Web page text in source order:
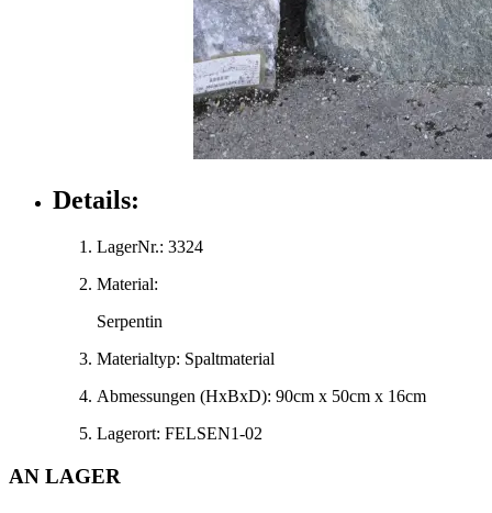
Details:
LagerNr.: 3324
Material:
Serpentin
Materialtyp: Spaltmaterial
Abmessungen (HxBxD): 90cm x 50cm x 16cm
Lagerort: FELSEN1-02
AN LAGER